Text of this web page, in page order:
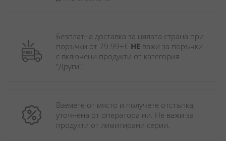
Безплатна доставка за цялата страна при
поръчки от 79.99+€ НЕ важи за поръчки
с включени продукти от категория
"Други".
Вземете от място и получете отстъпка,
уточнена от оператора ни. Не важи за
продукти от лимитирани серии.